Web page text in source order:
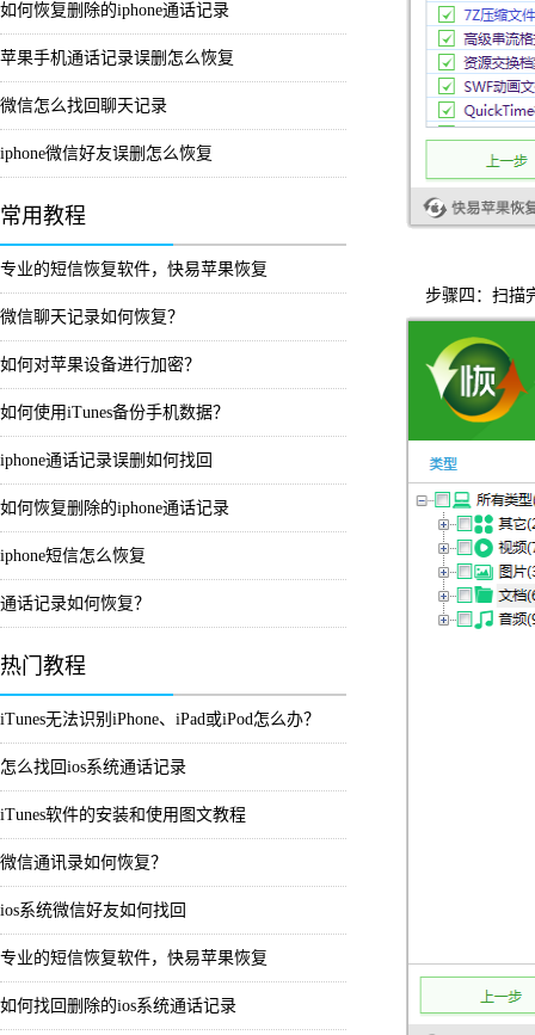
如何恢复删除的iphone通话记录
苹果手机通话记录误删怎么恢复
微信怎么找回聊天记录
iphone微信好友误删怎么恢复
常用教程
专业的短信恢复软件，快易苹果恢复
微信聊天记录如何恢复？
如何对苹果设备进行加密？
如何使用iTunes备份手机数据？
iphone通话记录误删如何找回
如何恢复删除的iphone通话记录
iphone短信怎么恢复
通话记录如何恢复？
热门教程
iTunes无法识别iPhone、iPad或iPod怎么办？
怎么找回ios系统通话记录
iTunes软件的安装和使用图文教程
微信通讯录如何恢复？
ios系统微信好友如何找回
专业的短信恢复软件，快易苹果恢复
如何找回删除的ios系统通话记录
步骤四：扫描